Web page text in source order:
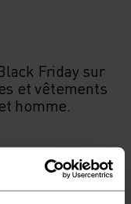
Friday sur
et vêtements
homme.